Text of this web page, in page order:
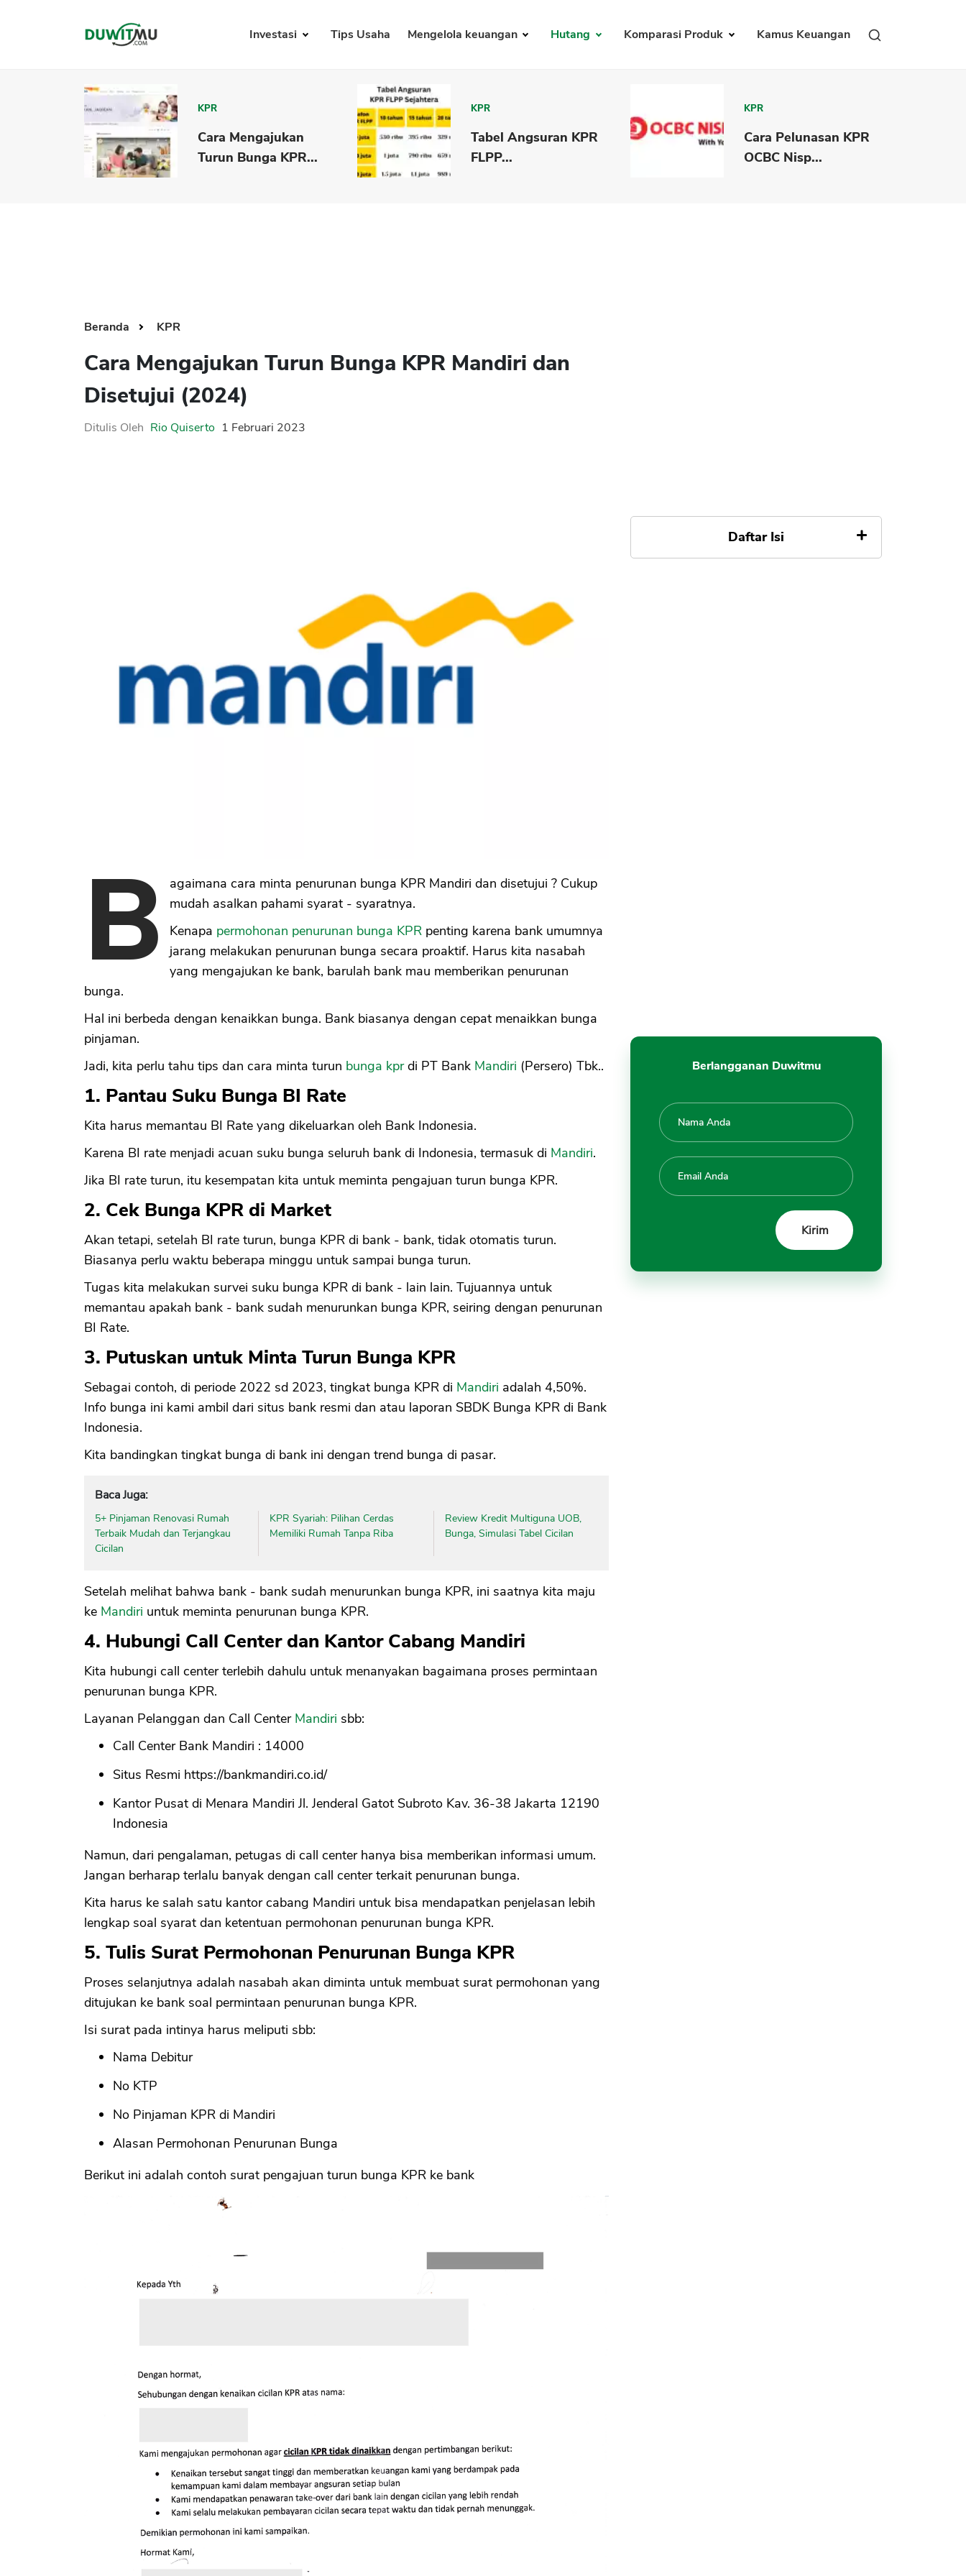
Investasi Tips Usaha Mengelola keuangan Hutang Komparasi Produk Kamus Keuangan
KPR
Cara Mengajukan
Turun Bunga KPR...
KPR
Tabel Angsuran KPR
FLPP...
KPR
Cara Pelunasan KPR
OCBC Nisp...
Beranda KPR
Cara Mengajukan Turun Bunga KPR Mandiri dan
Disetujui (2024)
Ditulis Oleh Rio Quiserto 1 Februari 2023
B
agaimana cara minta penurunan bunga KPR Mandiri dan disetujui ? Cukup
mudah asalkan pahami syarat - syaratnya.
Kenapa permohonan penurunan bunga KPR penting karena bank umumnya
jarang melakukan penurunan bunga secara proaktif. Harus kita nasabah
yang mengajukan ke bank, barulah bank mau memberikan penurunan
bunga.
Hal ini berbeda dengan kenaikkan bunga. Bank biasanya dengan cepat menaikkan bunga
pinjaman.
Jadi, kita perlu tahu tips dan cara minta turun bunga kprdi PT Bank Mandiri (Persero) Tbk..
1. Pantau Suku Bunga BI Rate
Kita harus memantau BI Rate yang dikeluarkan oleh Bank Indonesia.
Karena BI rate menjadi acuan suku bunga seluruh bank di Indonesia, termasuk di Mandiri.
Jika BI rate turun, itu kesempatan kita untuk meminta pengajuan turun bunga KPR.
2. Cek Bunga KPR di Market
Akan tetapi, setelah BI rate turun, bunga KPR di bank - bank, tidak otomatis turun.
Biasanya perlu waktu beberapa minggu untuk sampai bunga turun.
Tugas kita melakukan survei suku bunga KPR di bank - lain lain. Tujuannya untuk
memantau apakah bank - bank sudah menurunkan bunga KPR, seiring dengan penurunan
BI Rate.
3. Putuskan untuk Minta Turun Bunga KPR
Sebagai contoh, di periode 2022 sd 2023, tingkat bunga KPR di Mandiri adalah 4,50%.
Info bunga ini kami ambil dari situs bank resmi dan atau laporan SBDK Bunga KPR di Bank
Indonesia.
Kita bandingkan tingkat bunga di bank ini dengan trend bunga di pasar.
Baca Juga:
5+ Pinjaman Renovasi Rumah
Terbaik Mudah dan Terjangkau
Cicilan
KPR Syariah: Pilihan Cerdas
Memiliki Rumah Tanpa Riba
Review Kredit Multiguna UOB,
Bunga, Simulasi Tabel Cicilan
Setelah melihat bahwa bank - bank sudah menurunkan bunga KPR, ini saatnya kita maju
ke Mandiri untuk meminta penurunan bunga KPR.
4. Hubungi Call Center dan Kantor Cabang Mandiri
Kita hubungi call center terlebih dahulu untuk menanyakan bagaimana proses permintaan
penurunan bunga KPR.
Layanan Pelanggan dan Call Center Mandiri sbb:
Call Center Bank Mandiri : 14000
Situs Resmi https://bankmandiri.co.id/
Kantor Pusat di Menara Mandiri Jl. Jenderal Gatot Subroto Kav. 36-38 Jakarta 12190
Indonesia
Namun, dari pengalaman, petugas di call center hanya bisa memberikan informasi umum.
Jangan berharap terlalu banyak dengan call center terkait penurunan bunga.
Kita harus ke salah satu kantor cabang Mandiri untuk bisa mendapatkan penjelasan lebih
lengkap soal syarat dan ketentuan permohonan penurunan bunga KPR.
5. Tulis Surat Permohonan Penurunan Bunga KPR
Proses selanjutnya adalah nasabah akan diminta untuk membuat surat permohonan yang
ditujukan ke bank soal permintaan penurunan bunga KPR.
Isi surat pada intinya harus meliputi sbb:
Nama Debitur
No KTP
No Pinjaman KPR di Mandiri
Alasan Permohonan Penurunan Bunga
Berikut ini adalah contoh surat pengajuan turun bunga KPR ke bank
Daftar Isi
Berlangganan Duwitmu
CANCEL